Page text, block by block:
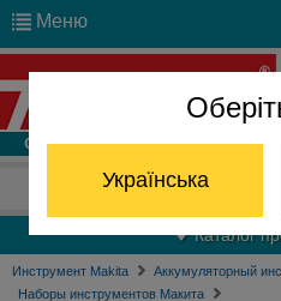
Українська
Меню
Отдел запчастей:
Каталог
Инструмент Makita
Аккумуляторный
Наборы инструментов Макита